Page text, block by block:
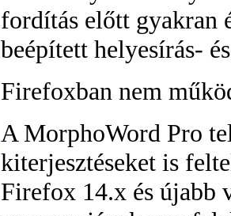
fordítás előtt gyakran
beépített helyesírás-
Firefoxban nem
A MorphoWord Pro
kiterjesztéseket is
Firefox 14.x és újabb